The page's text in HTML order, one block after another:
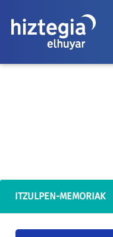
ITZULPEN-MEMORIAK